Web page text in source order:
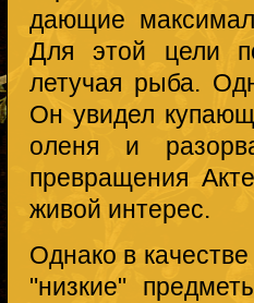
дающие
Для этой цели
летучая рыба.
Он увидел
оленя и
превращения
живой интерес.
Однако в
"низкие"